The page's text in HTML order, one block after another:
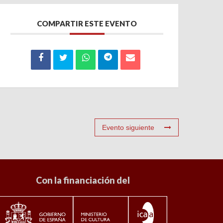
COMPARTIR ESTE EVENTO
Evento siguiente
Con la financiación del